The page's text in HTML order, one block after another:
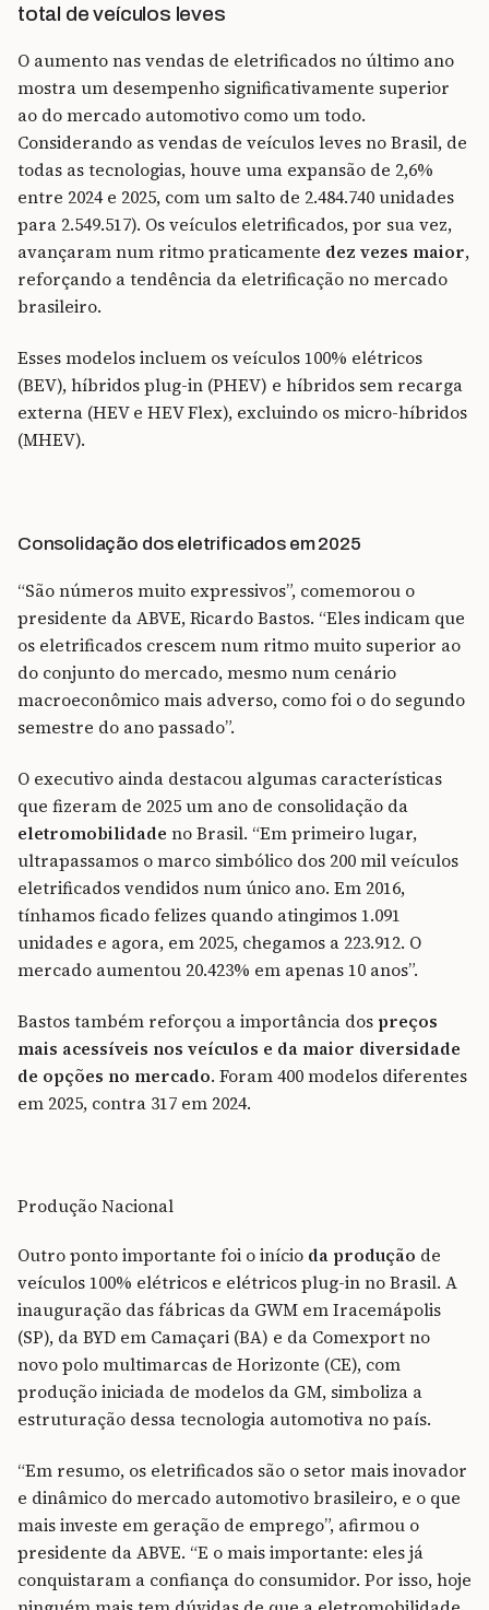
total de veículos leves
O aumento nas vendas de eletrificados no último ano
mostra um desempenho significativamente superior
ao do mercado automotivo como um todo.
Considerando as vendas de veículos leves no Brasil, de
todas as tecnologias, houve uma expansão de 2,6%
entre 2024 e 2025, com um salto de 2.484.740 unidades
para 2.549.517). Os veículos eletrificados, por sua vez,
avançaram num ritmo praticamente dez vezes maior,
reforçando a tendência da eletrificação no mercado
brasileiro.
Esses modelos incluem os veículos 100% elétricos
(BEV), híbridos plug-in (PHEV) e híbridos sem recarga
externa (HEV e HEV Flex), excluindo os micro-híbridos
(MHEV).
Consolidação dos eletrificados em 2025
“São números muito expressivos”, comemorou o
presidente da ABVE, Ricardo Bastos. “Eles indicam que
os eletrificados crescem num ritmo muito superior ao
do conjunto do mercado, mesmo num cenário
macroeconômico mais adverso, como foi o do segundo
semestre do ano passado”.
O executivo ainda destacou algumas características
que fizeram de 2025 um ano de consolidação da
eletromobilidade no Brasil. “Em primeiro lugar,
ultrapassamos o marco simbólico dos 200 mil veículos
eletrificados vendidos num único ano. Em 2016,
tínhamos ficado felizes quando atingimos 1.091
unidades e agora, em 2025, chegamos a 223.912. O
mercado aumentou 20.423% em apenas 10 anos”.
Bastos também reforçou a importância dos preços
mais acessíveis nos veículos e da maior diversidade
de opções no mercado. Foram 400 modelos diferentes
em 2025, contra 317 em 2024.
Produção Nacional
Outro ponto importante foi o início da produção de
veículos 100% elétricos e elétricos plug-in no Brasil. A
inauguração das fábricas da GWM em Iracemápolis
(SP), da BYD em Camaçari (BA) e da Comexport no
novo polo multimarcas de Horizonte (CE), com
produção iniciada de modelos da GM, simboliza a
estruturação dessa tecnologia automotiva no país.
“Em resumo, os eletrificados são o setor mais inovador
e dinâmico do mercado automotivo brasileiro, e o que
mais investe em geração de emprego”, afirmou o
presidente da ABVE. “E o mais importante: eles já
conquistaram a confiança do consumidor. Por isso, hoje